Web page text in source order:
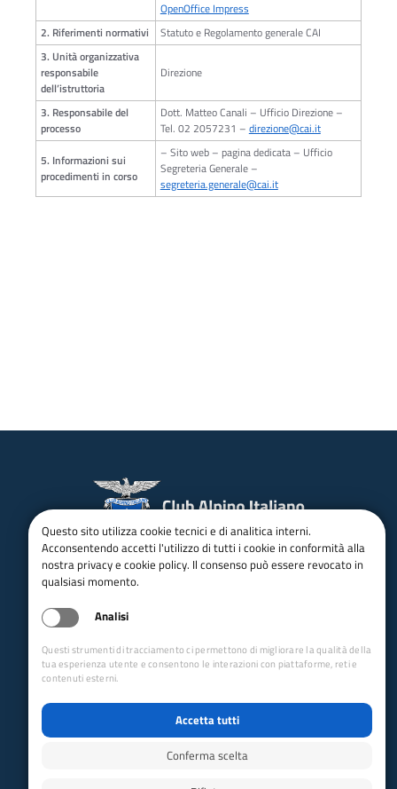
OpenOffice Impress
2. Riferimenti normativi
Statuto e Regolamento generale CAI
3. Unità organizzativa
responsabile
dell’istruttoria
Direzione
3. Responsabile del
processo
Dott. Matteo Canali – Ufficio Direzione –
Tel. 02 2057231 – direzione@cai.it
5. Informazioni sui
procedimenti in corso
– Sito web – pagina dedicata – Ufficio
Segreteria Generale –
segreteria.generale@cai.it
email:Info@cai.it pec:cai@pec.cai.it
Tel.02 2057231
seguici su
Trasparenza
Amministrazione trasparente
Albo pretorio online
Questo sito utilizza cookie tecnici e di analitica interni.
Acconsentendo accetti l'utilizzo di tutti i cookie in conformità alla
nostra privacy e cookie policy. Il consenso può essere revocato in
qualsiasi momento.
Analisi
Questi strumenti di tracciamento ci permettono di migliorare la qualità della
tua esperienza utente e consentono le interazioni con piattaforme, reti e
contenuti esterni.
Accetta tutti
Conferma scelta